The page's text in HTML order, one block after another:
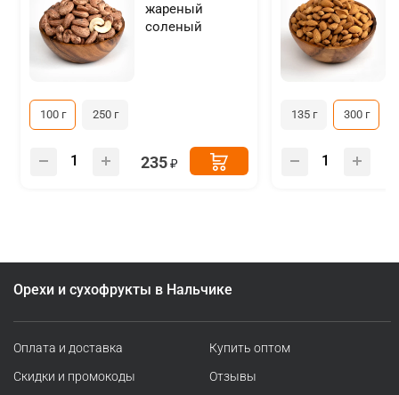
жареный
соленый
100 г 250 г
235
135 г 300 г
Орехи и сухофрукты в Нальчике
Оплата и доставка
Скидки и промокоды
Купить оптом
Отзывы